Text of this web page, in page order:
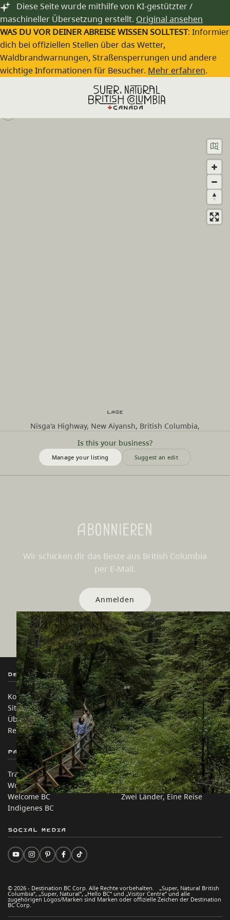
Zum Hauptinhalt springen
Diese Seite wurde mithilfe von KI-gestützter /
maschineller Übersetzung erstellt. Original ansehen
WAS DU VOR DEINER ABREISE WISSEN SOLLTEST:
dich bei offiziellen Stellen über das Wetter,
Waldbrandwarnungen, Straßensperrungen und andere
wichtige Informationen für Besucher. Mehr erfahren.
Nisga’a Memorial Lava Bed Park
Is this your business?
Manage your listing Suggest an edit
Lage
Nisga'a Highway, New Aiyansh, British Columbia,
Abonnieren
Wir schicken dir das Beste aus British Columbia
per E-Mail.
Anmelden
Destination BC
Kontakt
Sitemap
Über uns
Rechtliches & Richtlinien
Unsere Websites
Reisebranche
Medien
Unternehmen
简体中文 – China
Partnerseiten
Trade & Invest BC
Work BC
Welcome BC
Indigenes BC
Auf dieser Website
Reisevorschläge
Praktische Tipps
Zwei Länder, Eine Reise
© 2026 - Destination BC Corp. Alle Rechte vorbehalten. „Super, Natural British
Columbia“, „Super, Natural“, „Hello BC“ und „Visitor Centre“ und alle
zugehörigen Logos/Marken sind Marken oder offizielle Zeichen der Destination
BC Corp.
Social Media